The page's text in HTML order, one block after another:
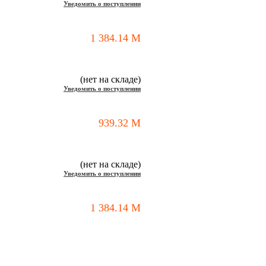
Уведомить о поступлении
1 384.14 M
(нет на складе)
Уведомить о поступлении
939.32 M
(нет на складе)
Уведомить о поступлении
1 384.14 M